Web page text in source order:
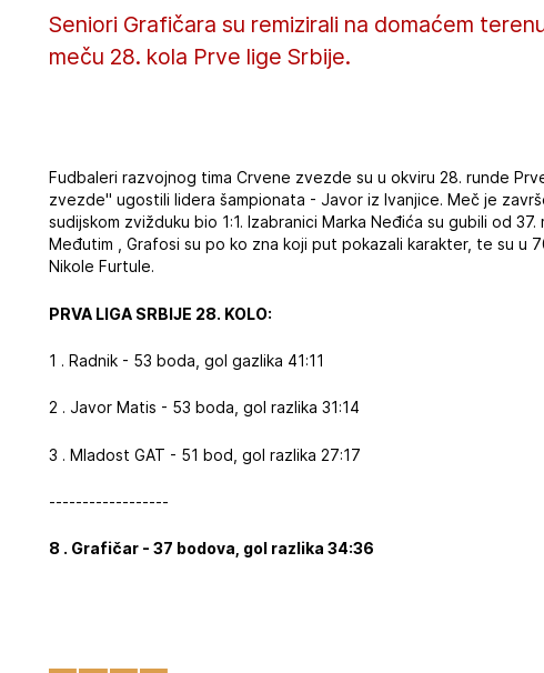
Seniori Grafičara su remizirali na domaćem
meču 28. kola Prve lige Srbije.
Fudbaleri razvojnog tima Crvene zvezde su u okviru 28. runde
zvezde" ugostili lidera šampionata - Javor iz Ivanjice. Meč je
sudijskom zvižduku bio 1:1. Izabranici Marka Neđića su gubili od
Međutim , Grafosi su po ko zna koji put pokazali karakter, te su u
Nikole Furtule.
PRVA LIGA SRBIJE 28. KOLO:
1 . Radnik - 53 boda, gol gazlika 41:11
2 . Javor Matis - 53 boda, gol razlika 31:14
3 . Mladost GAT - 51 bod, gol razlika 27:17
------------------
8 . Grafičar - 37 bodova, gol razlika 34:36